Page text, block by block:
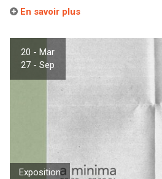
En savoir plus
20 - Mar
27 - Sep
Exposition